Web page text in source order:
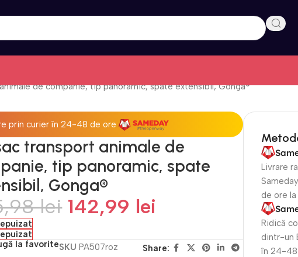
de companie, tip panoramic, spate extensibil, Gonga®
prin curier în 24-48 de ore
transport animale de
tip panoramic, spate
Gonga®
lei 142,99 lei
la favoriteSKUPA507roz Share:
Livrare
de ore
Ridică
dintr-un
în 24-48